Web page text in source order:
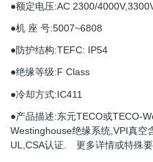
●额定电压:AC 2300/
●机 座 号:5007~6808
●防护结构:TEFC: IP54
●绝缘等级:F Class
●冷却方式:IC411
●产品描述:东元TECO或TECO-
Westinghouse绝缘系统,VPI真空
UL,CSA认证. 更多详情或特殊要